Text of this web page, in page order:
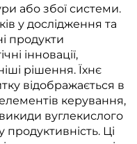
або збої системи.
у дослідження та
продукти
інновації,
рішення. Їхнє
відображається в
керування,
вуглекислого
Ці